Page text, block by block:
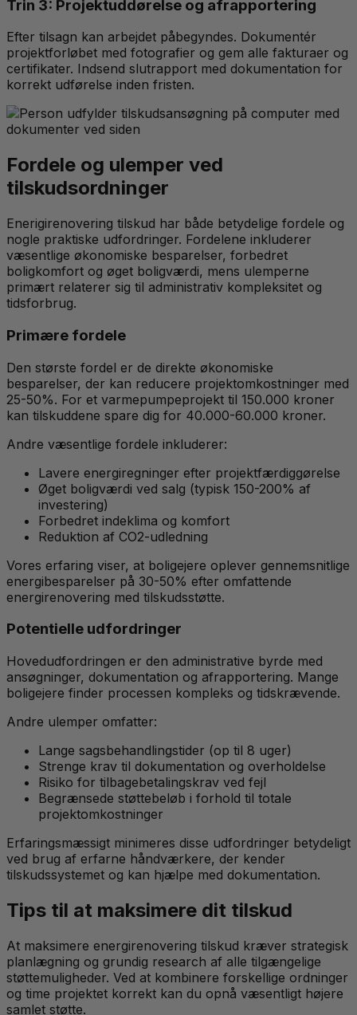
Trin 3: Projektuddørelse og afrapportering
Efter tilsagn kan arbejdet påbegyndes. Dokumentér
projektforløbet med fotografier og gem alle fakturaer og
certifikater. Indsend slutrapport med dokumentation for
korrekt udførelse inden fristen.
Fordele og ulemper ved
tilskudsordninger
Enerigirenovering tilskud har både betydelige fordele og
nogle praktiske udfordringer. Fordelene inkluderer
væsentlige økonomiske besparelser, forbedret
boligkomfort og øget boligværdi, mens ulemperne
primært relaterer sig til administrativ kompleksitet og
tidsforbrug.
Primære fordele
Den største fordel er de direkte økonomiske
besparelser, der kan reducere projektomkostninger med
25-50%. For et varmepumpeprojekt til 150.000 kroner
kan tilskuddene spare dig for 40.000-60.000 kroner.
Andre væsentlige fordele inkluderer:
Lavere energiregninger efter projektfærdiggørelse
Øget boligværdi ved salg (typisk 150-200% af
investering)
Forbedret indeklima og komfort
Reduktion af CO2-udledning
Vores erfaring viser, at boligejere oplever gennemsnitlige
energibesparelser på 30-50% efter omfattende
energirenovering med tilskudsstøtte.
Potentielle udfordringer
Hovedudfordringen er den administrative byrde med
ansøgninger, dokumentation og afrapportering. Mange
boligejere finder processen kompleks og tidskrævende.
Andre ulemper omfatter:
Lange sagsbehandlingstider (op til 8 uger)
Strenge krav til dokumentation og overholdelse
Risiko for tilbagebetalingskrav ved fejl
Begrænsede støttebeløb i forhold til totale
projektomkostninger
Erfaringsmæssigt minimeres disse udfordringer betydeligt
ved brug af erfarne håndværkere, der kender
tilskudssystemet og kan hjælpe med dokumentation.
Tips til at maksimere dit tilskud
At maksimere energirenovering tilskud kræver strategisk
planlægning og grundig research af alle tilgængelige
støttemuligheder. Ved at kombinere forskellige ordninger
og time projektet korrekt kan du opnå væsentligt højere
samlet støtte.